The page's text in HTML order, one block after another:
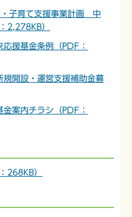
子育て支援事業計画 中
2,278KB）
援基金条例（PDF：
開設・運営支援補助金募
案内チラシ（PDF：
268KB）